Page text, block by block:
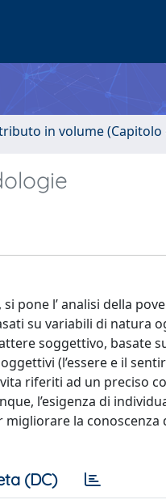
in volume (Capitolo
pone l’ analisi della
su variabili di natura
soggettivo, basate
(l’essere e il
riferiti ad un preciso
l’esigenza di
la
(DC)